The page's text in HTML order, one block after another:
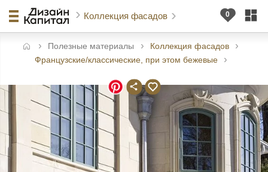
Коллекция фасадов
Полезные материалы
Коллекция фасадов
Французские/классические, при этом бежевые